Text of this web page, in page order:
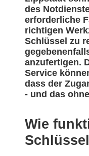
des
erforderliche
richtigen
Schlüssel zu
anzufertigen.
Service
dass der
- und das
Wie